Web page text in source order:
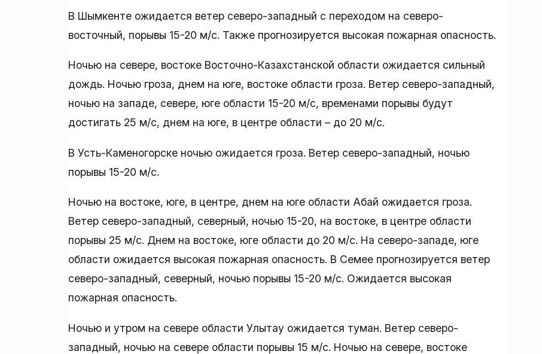
В Шымкенте ожидается ветер северо-западный с переходом на северо-
восточный, порывы 15-20 м/с. Также прогнозируется высокая пожарная опасность.
Ночью на севере, востоке Восточно-Казахстанской области ожидается сильный
дождь. Ночью гроза, днем на юге, востоке области гроза. Ветер северо-западный,
ночью на западе, севере, юге области 15-20 м/с, временами порывы будут
достигать 25 м/с, днем на юге, в центре области – до 20 м/с.
В Усть-Каменогорске ночью ожидается гроза. Ветер северо-западный, ночью
порывы 15-20 м/с.
Ночью на востоке, юге, в центре, днем на юге области Абай ожидается гроза.
Ветер северо-западный, северный, ночью 15-20, на востоке, в центре области
порывы 25 м/с. Днем на востоке, юге области до 20 м/с. На северо-западе, юге
области ожидается высокая пожарная опасность. В Семее прогнозируется ветер
северо-западный, северный, ночью порывы 15-20 м/с. Ожидается высокая
пожарная опасность.
Ночью и утром на севере области Улытау ожидается туман. Ветер северо-
западный, ночью на севере области порывы 15 м/с. Ночью на севере, востоке